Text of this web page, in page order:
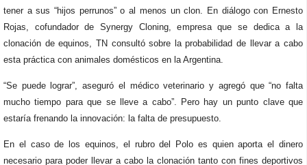
tener a sus “hijos perrunos” o al menos un clon. En diálogo con Ernesto
Rojas, cofundador de Synergy Cloning, empresa que se dedica a la
clonación de equinos, TN consultó sobre la probabilidad de llevar a cabo
esta práctica con animales domésticos en la Argentina.
“Se puede lograr”, aseguró el médico veterinario y agregó que “no falta
mucho tiempo para que se lleve a cabo”. Pero hay un punto clave que
estaría frenando la innovación: la falta de presupuesto.
En el caso de los equinos, el rubro del Polo es quien aporta el dinero
necesario para poder llevar a cabo la clonación tanto con fines deportivos